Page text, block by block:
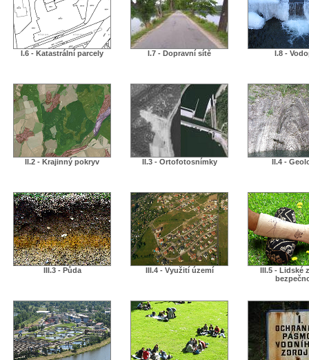
I.6 - Katastrální parcely I.7 - Dopravní sítě I.8 -
II.2 - Krajinný pokryv II.3 - Ortofotosnímky II.4 -
III.3 - Půda III.4 - Využití území
III.5 - Lidské